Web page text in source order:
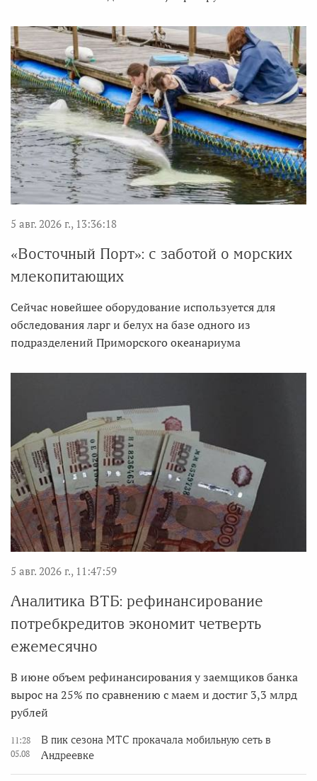
5 авг. 2026 г., 13:36:18
«Восточный Порт»: с заботой о морских
млекопитающих
Сейчас новейшее оборудование используется для
обследования ларг и белух на базе одного из
подразделений Приморского океанариума
5 авг. 2026 г., 11:47:59
Аналитика ВТБ: рефинансирование
потребкредитов экономит четверть
ежемесячно
В июне объем рефинансирования у заемщиков банка
вырос на 25% по сравнению с маем и достиг 3,3 млрд
рублей
11:28
05.08
В пик сезона МТС прокачала мобильную сеть в
Андреевке